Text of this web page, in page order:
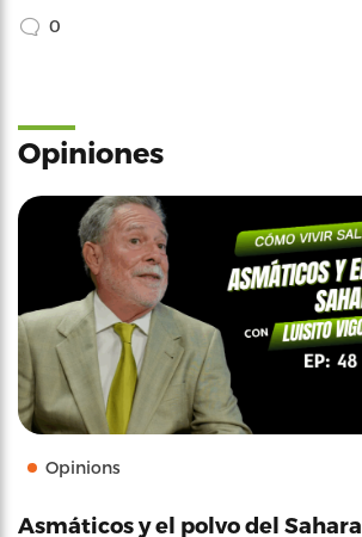
0
Opiniones
Opinions
Asmáticos y el polvo del Sahara